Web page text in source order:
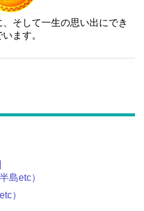
そして一生の思い出にでき
ます。
島etc）
）